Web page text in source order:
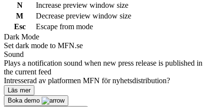
N
Increase preview window size
M
Decrease preview window size
Esc
Escape from mode
Dark Mode
Set dark mode to MFN.se
Sound
Plays a notification sound when new press release is published in
the current feed
Intresserad av platformen MFN för nyhetsdistribution?
Läs mer
Boka demo